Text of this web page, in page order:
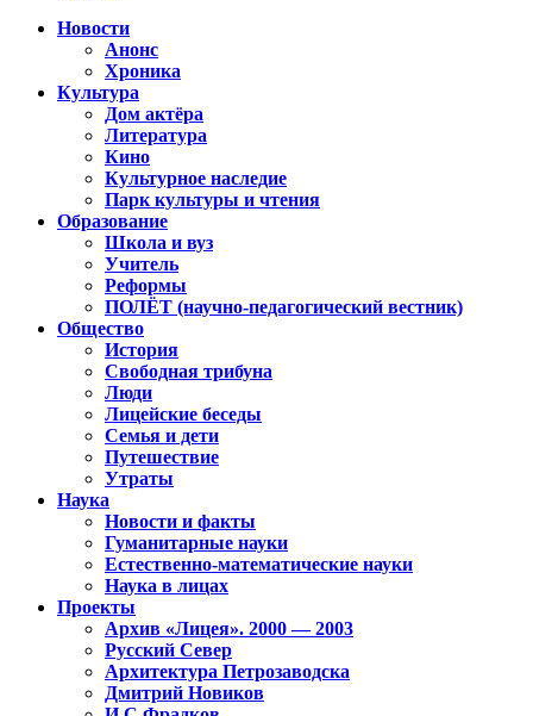
Новости
Анонс
Хроника
Культура
Дом актёра
Литература
Кино
Культурное наследие
Парк культуры и чтения
Образование
Школа и вуз
Учитель
Реформы
ПОЛЁТ (научно-педагогический вестник)
Общество
История
Свободная трибуна
Люди
Лицейские беседы
Семья и дети
Путешествие
Утраты
Наука
Новости и факты
Гуманитарные науки
Естественно-математические науки
Наука в лицах
Проекты
Архив «Лицея». 2000 — 2003
Русский Север
Архитектура Петрозаводска
Дмитрий Новиков